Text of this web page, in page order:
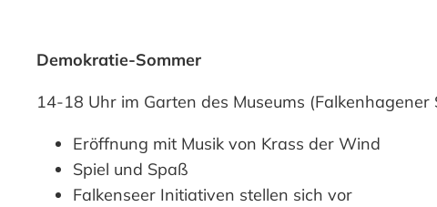
Demokratie-Sommer
14-18 Uhr im Garten des Museums (Falkenhagener
Eröffnung mit Musik von Krass der Wind
Spiel und Spaß
Falkenseer Initiativen stellen sich vor